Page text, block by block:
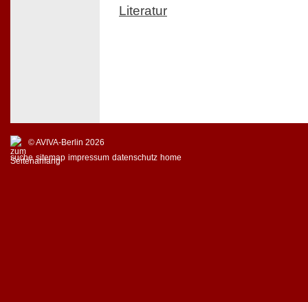
Literatur
© AVIVA-Berlin 2026
suche sitemap impressum datenschutz home